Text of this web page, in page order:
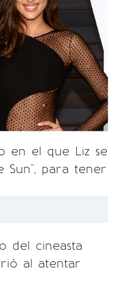
en el que Liz se
Sun", para tener
del cineasta
al atentar